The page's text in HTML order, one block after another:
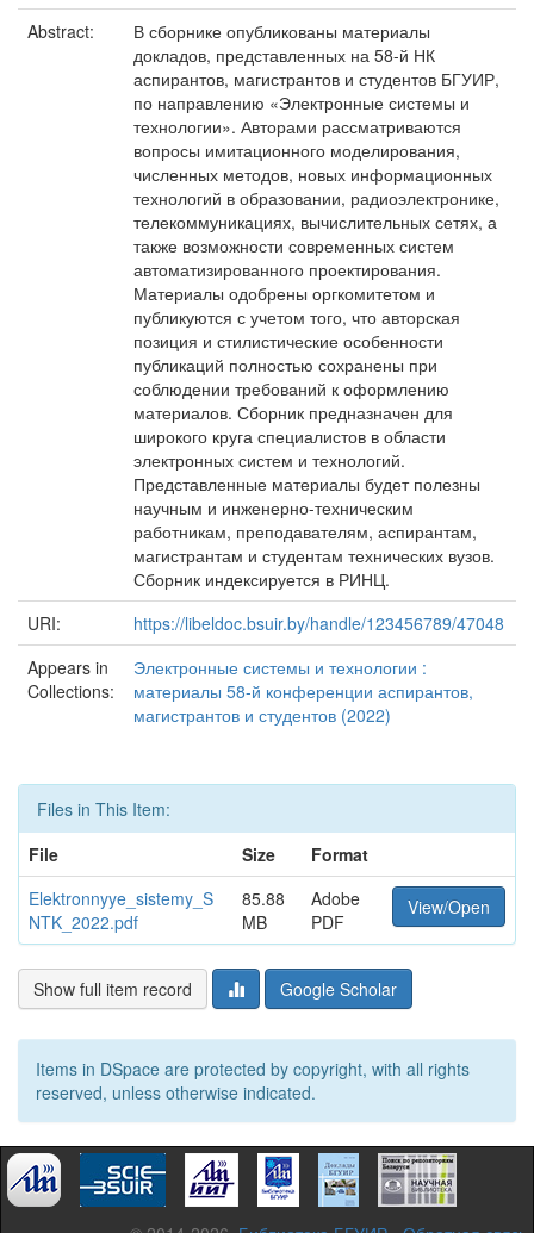
Abstract:
В сборнике опубликованы материалы
докладов, представленных на 58-й НК
аспирантов, магистрантов и студентов БГУИР,
по направлению «Электронные системы и
технологии». Авторами рассматриваются
вопросы имитационного моделирования,
численных методов, новых информационных
технологий в образовании, радиоэлектронике,
телекоммуникациях, вычислительных сетях, а
также возможности современных систем
автоматизированного проектирования.
Материалы одобрены оргкомитетом и
публикуются с учетом того, что авторская
позиция и стилистические особенности
публикаций полностью сохранены при
соблюдении требований к оформлению
материалов. Сборник предназначен для
широкого круга специалистов в области
электронных систем и технологий.
Представленные материалы будет полезны
научным и инженерно-техническим
работникам, преподавателям, аспирантам,
магистрантам и студентам технических вузов.
Сборник индексируется в РИНЦ.
URI:
https://libeldoc.bsuir.by/handle/123456789/47048
Appears in
Collections:
Электронные системы и технологии :
материалы 58-й конференции аспирантов,
магистрантов и студентов (2022)
Files in This Item:
File
Size
Format
Elektronnyye_sistemy_S
NTK_2022.pdf
85.88
MB
Adobe
PDF
View/Open
Show full item record Google Scholar
Items in DSpace are protected by copyright, with all rights
reserved, unless otherwise indicated.